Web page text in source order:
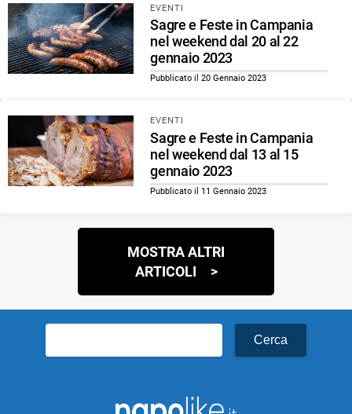
EVENTI
Sagre e Feste in Campania
nel weekend dal 20 al 22
gennaio 2023
Pubblicato il 20 Gennaio 2023
EVENTI
Sagre e Feste in Campania
nel weekend dal 13 al 15
gennaio 2023
Pubblicato il 11 Gennaio 2023
Navigazione
articoli
MOSTRA ALTRI
ARTICOLI
per: